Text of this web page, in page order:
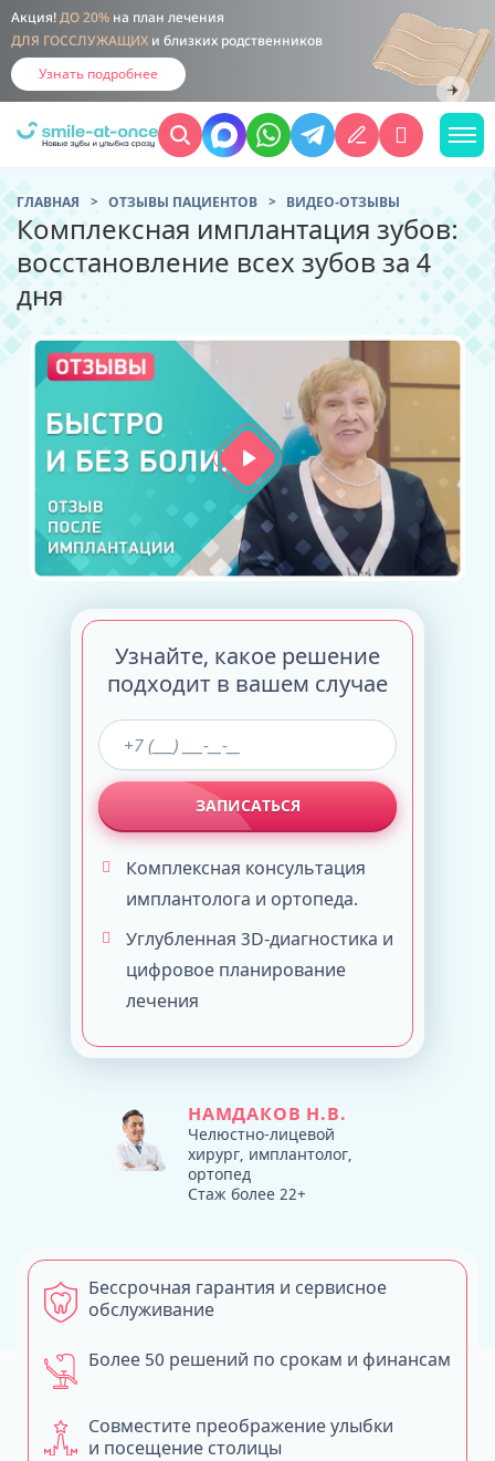
Акция! ДО 20% на план лечения
ДЛЯ ГОССЛУЖАЩИХ и близких родственников
Узнать подробнее
ГЛАВНАЯ ОТЗЫВЫ ПАЦИЕНТОВ ВИДЕО-ОТЗЫВЫ
Комплексная имплантация зубов:
восстановление всех зубов за 4
дня
Узнайте, какое решение
подходит в вашем случае
ЗАПИСАТЬСЯ
Комплексная консультация
имплантолога и ортопеда.
Углубленная 3D-диагностика и
цифровое планирование
лечения
НАМДАКОВ Н.В.
Челюстно-лицевой
хирург, имплантолог,
ортопед
Стаж более 22+
Совместите преображение улыбки
и посещение столицы
Бессрочная гарантия и сервисное
обслуживание
Более 50 решений по срокам и финансам